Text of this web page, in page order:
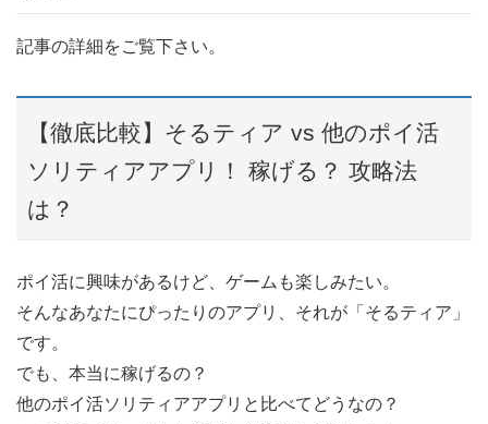
記事の詳細をご覧下さい。
【徹底比較】そるティア vs 他のポイ活
ソリティアアプリ！ 稼げる？ 攻略法
は？
ポイ活に興味があるけど、ゲームも楽しみたい。
そんなあなたにぴったりのアプリ、それが「そるティア」
です。
でも、本当に稼げるの？
他のポイ活ソリティアアプリと比べてどうなの？